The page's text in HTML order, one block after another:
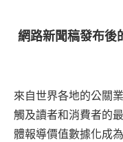
網路新聞稿發布後
來自世界各地的公關
觸及讀者和消費者的
體報導價值數據化成